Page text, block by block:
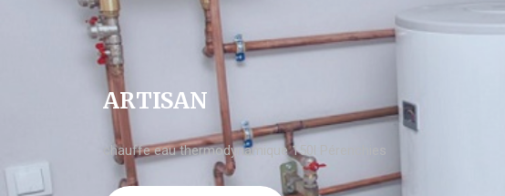
ARTISAN
chauffe eau thermodynamique 150l Pérenchies